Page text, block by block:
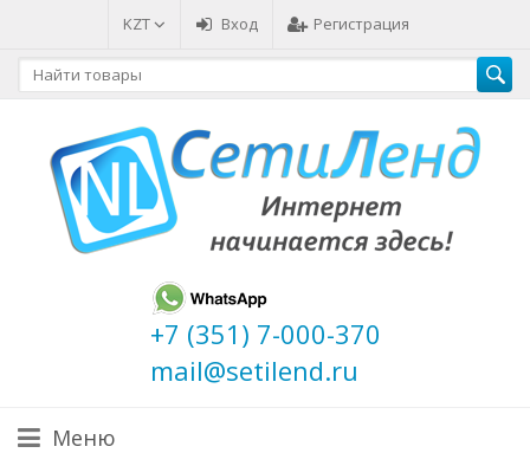
KZT Вход Регистрация
+7 (351) 7-000-370
mail@setilend.ru
Меню